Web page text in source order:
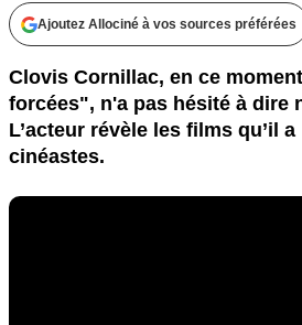
Ajoutez Allociné à vos sources préférées
Clovis Cornillac, en ce
forcées", n'a pas hésité à dire
L’acteur révèle les films qu’il
cinéastes.